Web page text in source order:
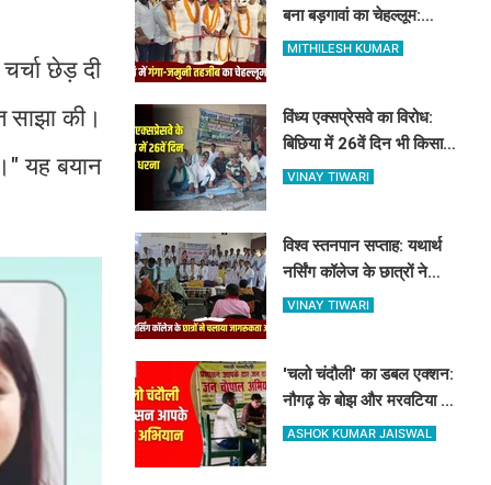
छेड़ दी
साझा की।
यह बयान
बना बड़गावां का चेहल्लूम:
नौहाखानी और हैरतअंगेज खेलों
MITHILESH KUMAR
विंध्य एक्सप्रेसवे का विरोध:
बिछिया में 26वें दिन भी किसानों
का धरना जारी, किसान नेता 5
VINAY TIWARI
विश्व स्तनपान सप्ताह: यथार्थ
नर्सिंग कॉलेज के छात्रों ने
चलाया जागरूकता अभियान,
VINAY TIWARI
'चलो चंदौली' का डबल एक्शन:
नौगढ़ के बोझ और मरवटिया गांव
पहुंचे अफसर, चौपाल में सुनीं
ASHOK KUMAR JAISWAL